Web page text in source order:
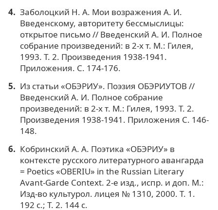
Заболоцкий Н. А. Мои возражения А. И.
Введенскому, авторитету бессмыслицы:
открытое письмо // Введенский А. И. Полное
собрание произведений: в 2-х т. М.: Гилея,
1993. Т. 2. Произведения 1938-1941.
Приложения. С. 174-176.
Из статьи «ОБЭРИУ». Поэзия ОБЭРИУТОВ //
Введенский А. И. Полное собрание
произведений: в 2-х т. М.: Гилея, 1993. Т. 2.
Произведения 1938-1941. Приложения С. 146-
148.
Кобринский А. А. Поэтика «ОБЭРИУ» в
контексте русского литературного авангарда
= Poetics «OBERIU» in the Russian Literary
Avant-Garde Context. 2-е изд., испр. и доп. М.:
Изд-во культурол. лицея № 1310, 2000. Т. 1.
192 с.; Т. 2. 144 с.